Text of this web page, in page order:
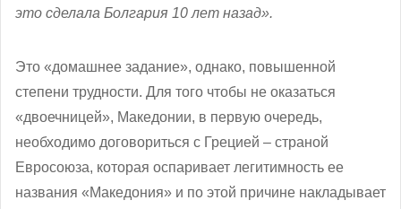
это сделала Болгария 10 лет назад».
Это «домашнее задание», однако, повышенной
степени трудности. Для того чтобы не оказаться
«двоечницей», Македонии, в первую очередь,
необходимо договориться с Грецией – страной
Евросоюза, которая оспаривает легитимность ее
названия «Македония» и по этой причине накладывает